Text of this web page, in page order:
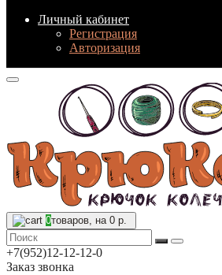
Личный кабинет
Регистрация
Авторизация
0товаров, на 0 р.
+7(952)12-12-12-0
Заказ звонка